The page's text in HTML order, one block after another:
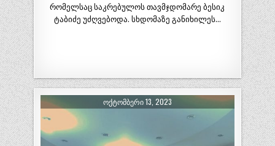
რომელსაც საკრებულოს თავმჯდომარე ბესიკ
ტაბიძე უძღვებოდა. სხდომაზე განიხილეს…
ᲝᲥᲢᲝᲛᲑᲔᲠᲘ 13, 2023